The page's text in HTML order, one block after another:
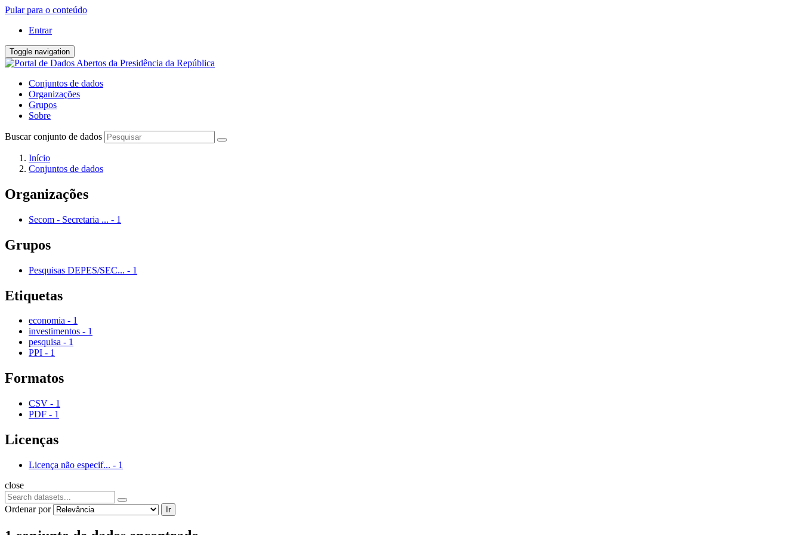
Pular para o conteúdo
Entrar
Toggle navigation
Conjuntos de dados
Organizações
Grupos
Sobre
Buscar conjunto de dados
Início
Conjuntos de dados
Organizações
Secom - Secretaria ... - 1
Grupos
Pesquisas DEPES/SEC... - 1
Etiquetas
economia - 1
investimentos - 1
pesquisa - 1
PPI - 1
Formatos
CSV - 1
PDF - 1
Licenças
Licença não especif... - 1
close
Ordenar por Ir